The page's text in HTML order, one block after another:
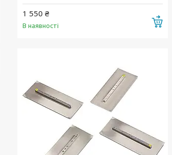
1 550 ₴
В наявності